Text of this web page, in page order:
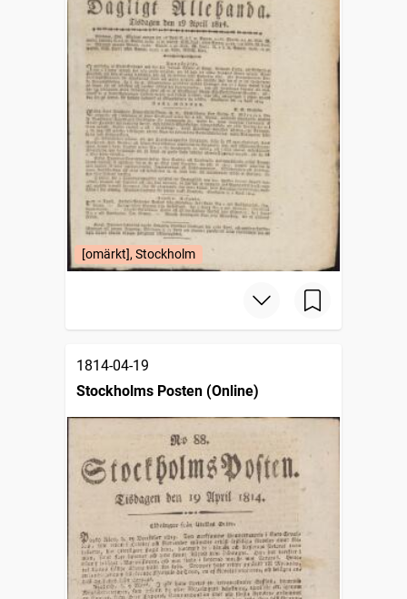
[omärkt], Stockholm
1814-04-19
Stockholms Posten (Online)